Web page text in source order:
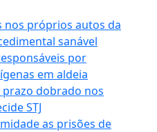
próprios autos da
sanável
por
em aldeia
dobrado nos
STJ
as prisões de